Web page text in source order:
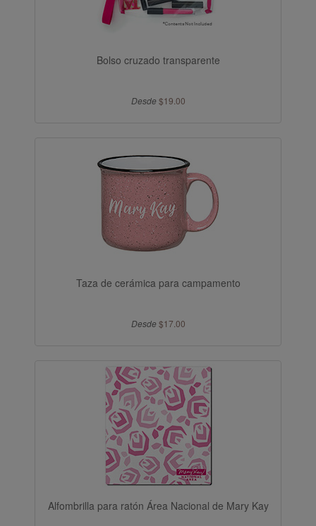
Bolso cruzado transparente
Desde $19.00
Taza de cerámica para campamento
Desde $17.00
Alfombrilla para ratón Área Nacional de Mary Kay